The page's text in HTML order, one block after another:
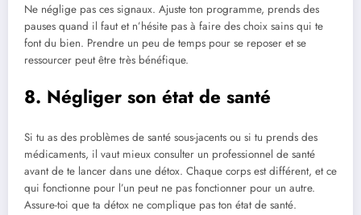
Ne néglige pas ces signaux. Ajuste ton programme, prends des
pauses quand il faut et n’hésite pas à faire des choix sains qui te
font du bien. Prendre un peu de temps pour se reposer et se
ressourcer peut être très bénéfique.
8. Négliger son état de santé
Si tu as des problèmes de santé sous-jacents ou si tu prends des
médicaments, il vaut mieux consulter un professionnel de santé
avant de te lancer dans une détox. Chaque corps est différent, et ce
qui fonctionne pour l’un peut ne pas fonctionner pour un autre.
Assure-toi que ta détox ne complique pas ton état de santé.